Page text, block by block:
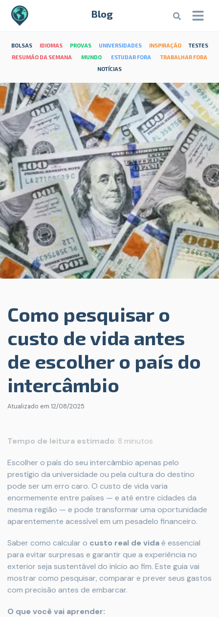
Blog
BOLSAS IDIOMAS PROVAS UNIVERSIDADES INSPIRAÇÃO
TESTES
RESUMÃO DA SEMANA
MUNDO ESTUDAR FORA
TRABALHAR FORA
NOTÍCIAS
Como pesquisar o
custo de vida antes
de escolher o país do
intercâmbio
Atualizado em 12/08/2025
Tempo de leitura estimado: 8 minutos
Escolher o país do seu intercâmbio apenas pelo
prestígio da universidade ou pela cultura do destino
pode ser um erro caro. O custo de vida varia
enormemente entre países — e até entre cidades da
mesma região — e pode transformar uma oportunidade
aparentemente acessível em um pesadelo financeiro.
Saber como calcular o custo real de vidaé essencial
para evitar surpresas e garantir que a experiência no
exterior seja sustentável do início ao fim. Este guia vai
mostrar como pesquisar, comparar e prever seus gastos
com precisão antes de embarcar.
O que você vai aprender: